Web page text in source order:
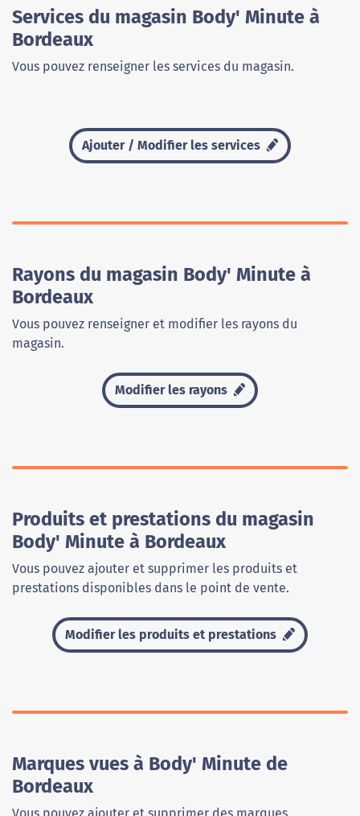
Services du magasin Body' Minute à
Bordeaux
Vous pouvez renseigner les services du magasin.
Ajouter / Modifier les services
Rayons du magasin Body' Minute à
Bordeaux
Vous pouvez renseigner et modifier les rayons du
magasin.
Modifier les rayons
Produits et prestations du magasin
Body' Minute à Bordeaux
Vous pouvez ajouter et supprimer les produits et
prestations disponibles dans le point de vente.
Modifier les produits et prestations
Marques vues à Body' Minute de
Bordeaux